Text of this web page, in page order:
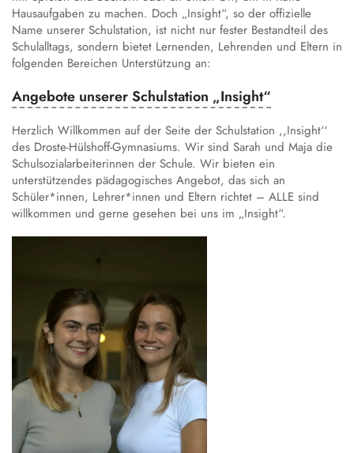
Schulgeschichte
Annette von Droste-Hülshoff
Sprachbildung
Austausch und Fahrten
Wettbewerbe
Instrumentenausleihe
Datenschutz
Alltag
Unterrichtszeiten
Verpflegung
Schließfächer
Schulordnung
Wechsel an die Droste
Droste-Webmail
Hausaufgaben zu machen. Doch „Insight“, so der offizielle
Name unserer Schulstation, ist nicht nur fester Bestandteil des
Schulalltags, sondern bietet Lernenden, Lehrenden und Eltern in
folgenden Bereichen Unterstützung an:
Angebote unserer Schulstation „Insight“
Herzlich Willkommen auf der Seite der Schulstation ,,Insight‘‘
des Droste-Hülshoff-Gymnasiums. Wir sind Sarah und Maja die
Schulsozialarbeiterinnen der Schule. Wir bieten ein
unterstützendes pädagogisches Angebot, das sich an
Schüler*innen, Lehrer*innen und Eltern richtet – ALLE sind
willkommen und gerne gesehen bei uns im „Insight“.